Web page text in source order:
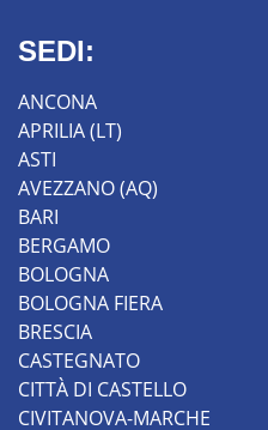
SEDI:
ANCONA
APRILIA (LT)
ASTI
AVEZZANO (AQ)
BARI
BERGAMO
BOLOGNA
BOLOGNA FIERA
BRESCIA
CASTEGNATO
CITTÀ DI CASTELLO
CIVITANOVA-MARCHE